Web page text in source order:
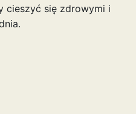
cieszyć się zdrowymi i